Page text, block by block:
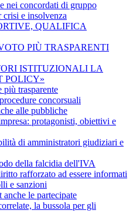
nei concordati di gruppo
crisi e insolvenza
QUALIFICA
PIÙ TRASPARENTI
ISTITUZIONALI LA
POLICY»
trasparente
concorsuali
alle pubbliche
protagonisti, obiettivi e
di amministratori giudiziari e
della falcidia dell'IVA
rafforzato ad essere informati
e sanzioni
le partecipate
la bussola per gli